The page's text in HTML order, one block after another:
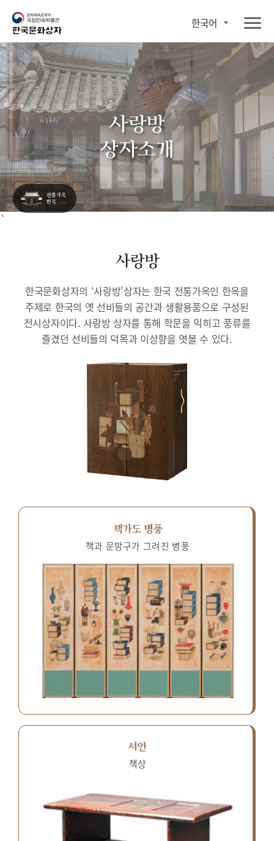
한국어
`
사랑방
상자소개
사랑방
한국문화상자의 ‘사랑방’상자는 한국 전통가옥인 한옥을
주제로 한국의 옛 선비들의 공간과 생활용품으로 구성된
전시상자이다. 사랑방 상자를 통해 학문을 익히고 풍류를
즐겼던 선비들의 덕목과 이상향을 엿볼 수 있다.
책가도 병풍
책과 문방구가 그려진 병풍
서안
책상